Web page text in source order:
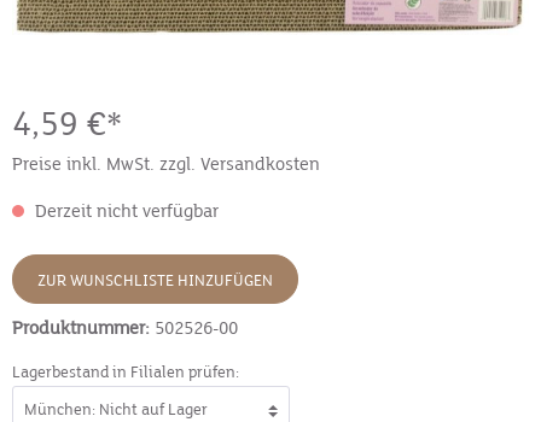
4,59 €*
Preise inkl. MwSt. zzgl. Versandkosten
Derzeit nicht verfügbar
ZUR WUNSCHLISTE HINZUFÜGEN
Produktnummer: 502526-00
Lagerbestand in Filialen prüfen: